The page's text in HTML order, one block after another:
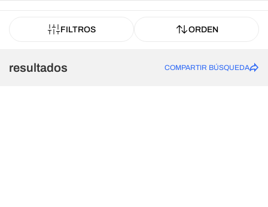
FILTROS ORDEN
resultados COMPARTIR BÚSQUEDA